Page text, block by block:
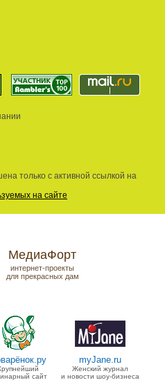
только с активной ссылкой на
на сайте
МедиаФорт
интернет-проекты
для прекрасных дам
сайт
myJane.ru
Женский журнал
и новости шоу-бизнеса